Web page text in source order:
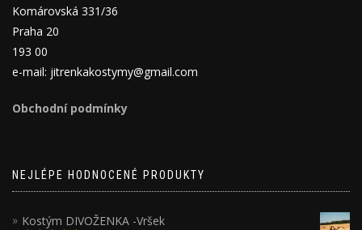
Komárovská 331/36
Praha 20
193 00
e-mail: jitrenkakostymy@gmail.com
Obchodní podmínky
NEJLÉPE HODNOCENÉ PRODUKTY
Kostým DIVOŽENKA -Vršek